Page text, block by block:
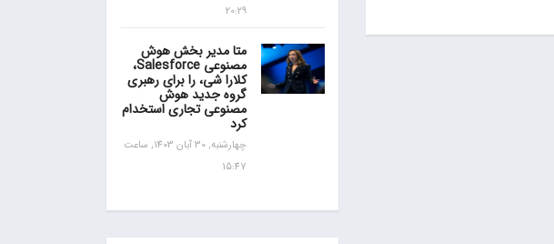
20:29
متا مدیر بخش هوش
مصنوعی Salesforce،
کلارا شی، را برای رهبری
گروه جدید هوش
مصنوعی تجاری استخدام
کرد
چهارشنبه, 30 آبان 1403, ساعت
15:47